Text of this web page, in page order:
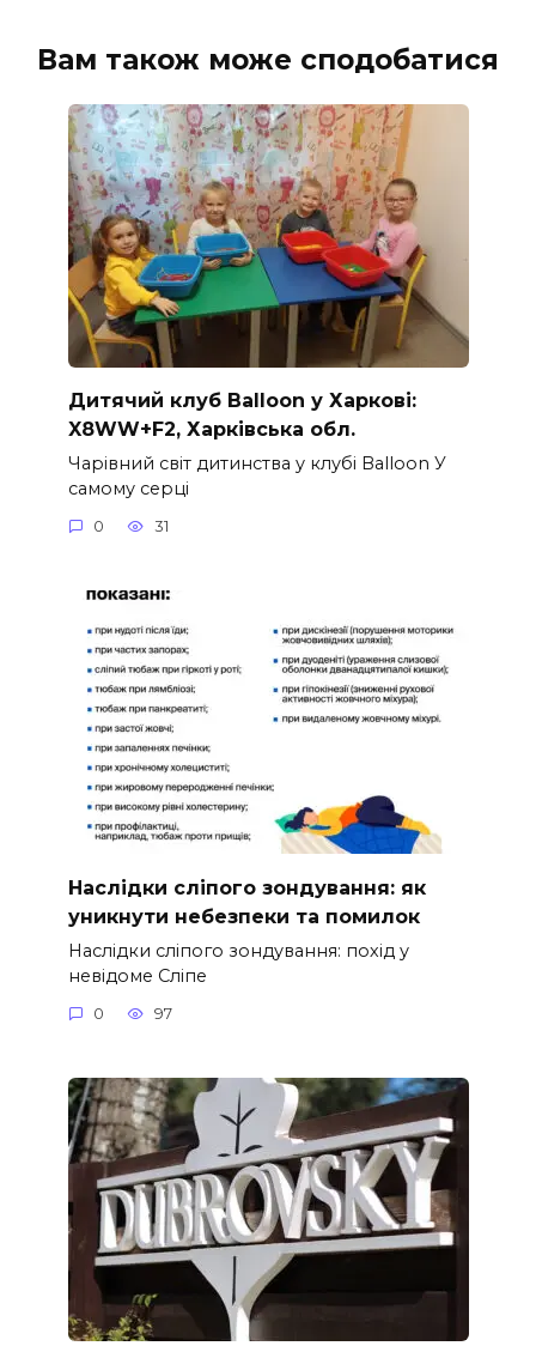
Вам також може сподобатися
Дитячий клуб Balloon у Харкові:
X8WW+F2, Харківська обл.
Чарівний світ дитинства у клубі Balloon У
самому серці
0 31
Наслідки сліпого зондування: як
уникнути небезпеки та помилок
Наслідки сліпого зондування: похід у
невідоме Сліпе
0 97